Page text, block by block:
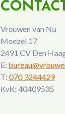
Vrouwen van Nu
Moezel 17
2491 CV Den
E:
T: 070 3244429
KvK: 40409535